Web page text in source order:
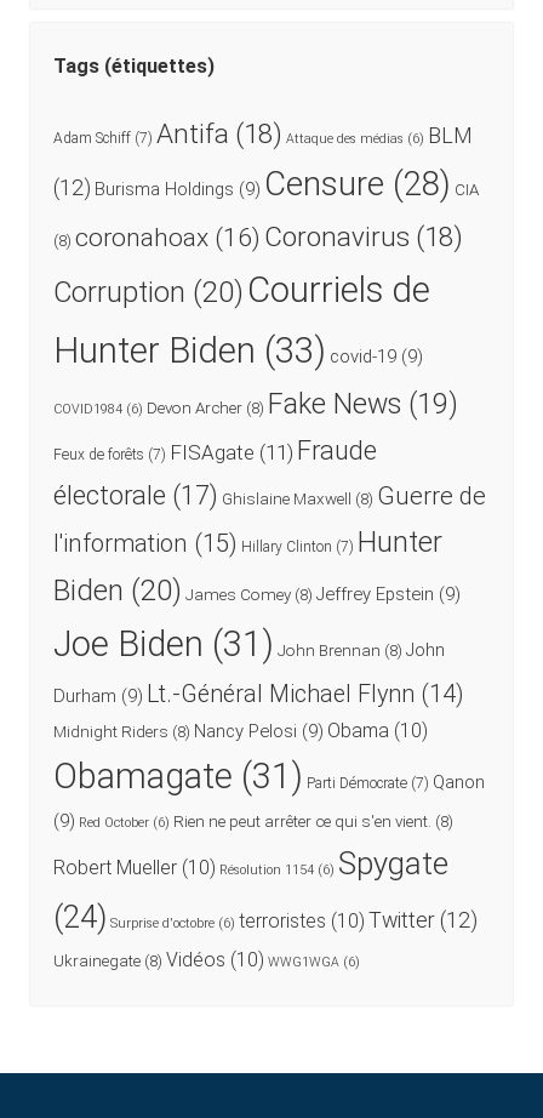
Tags (étiquettes)
Adam Schiff(7) Antifa (18) Attaque des médias (6) BLM
(12) Burisma Holdings (9) Censure (28) CIA
(8) coronahoax(16) Coronavirus (18)
Corruption (20) Courriels de
Hunter Biden (33) covid-19(9)
COVID1984(6) Devon Archer(8) Fake News (19)
Feux de forêts (7) FISAgate (11) Fraude
électorale (17) Ghislaine Maxwell (8) Guerre de
l'information (15) Hillary Clinton (7) Hunter
Biden (20) James Comey(8) Jeffrey Epstein (9)
Joe Biden (31) John Brennan (8) John
Durham (9) Lt.-Général Michael Flynn (14)
Midnight Riders (8) Nancy Pelosi (9) Obama (10)
Obamagate (31) Parti Démocrate(7) Qanon
(9) Red October(6) Rien ne peut arrêter ce qui s'en vient. (8)
Robert Mueller(10) Résolution 1154(6) Spygate
(24) Surprise d'octobre(6) terroristes (10) Twitter(12)
Ukrainegate(8) Vidéos (10) WWG1WGA(6)